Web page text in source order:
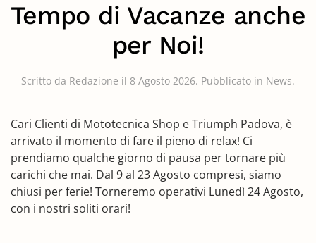
Tempo di Vacanze anche
per Noi!
Scritto da Redazione il 8 Agosto 2026. Pubblicato in News.
Cari Clienti di Mototecnica Shop e Triumph Padova, è
arrivato il momento di fare il pieno di relax! Ci
prendiamo qualche giorno di pausa per tornare più
carichi che mai. Dal 9 al 23 Agosto compresi, siamo
chiusi per ferie! Torneremo operativi Lunedì 24 Agosto,
con i nostri soliti orari!